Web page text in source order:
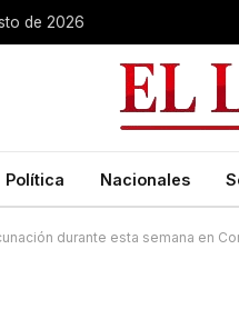
de 2026
Política Nacionales
durante esta semana en